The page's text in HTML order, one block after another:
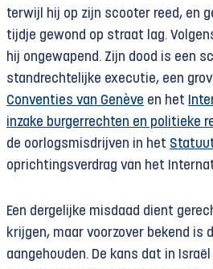
terwijl hij op zijn scooter reed, en
tijdje gewond op straat lag.
hij ongewapend. Zijn dood is een
standrechtelijke executie, een
Conventies van Genève en het
inzake burgerrechten en politieke
de oorlogsmisdrijven in het
oprichtingsverdrag van het
Een dergelijke misdaad dient
krijgen, maar voorzover bekend is
aangehouden. De kans dat in